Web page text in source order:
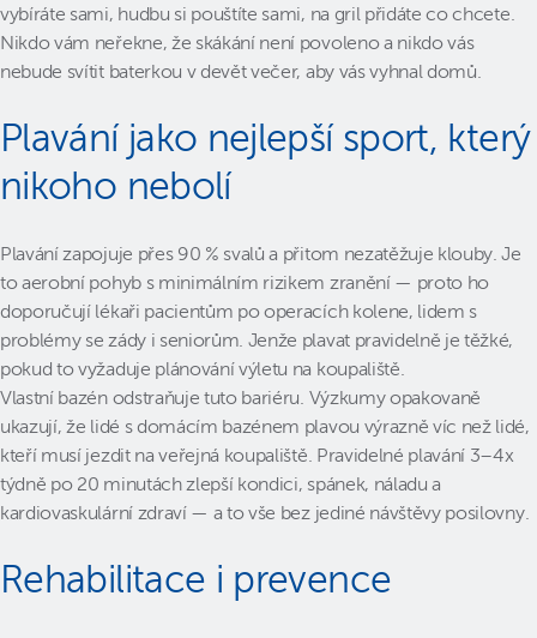
vybíráte sami, hudbu si pouštíte sami, na gril přidáte co chcete.
Nikdo vám neřekne, že skákání není povoleno a nikdo vás
nebude svítit baterkou v devět večer, aby vás vyhnal domů.
Plavání jako nejlepší sport, který
nikoho nebolí
Plavání zapojuje přes 90 % svalů a přitom nezatěžuje klouby. Je
to aerobní pohyb s minimálním rizikem zranění — proto ho
doporučují lékaři pacientům po operacích kolene, lidem s
problémy se zády i seniorům. Jenže plavat pravidelně je těžké,
pokud to vyžaduje plánování výletu na koupaliště.
Vlastní bazén odstraňuje tuto bariéru. Výzkumy opakovaně
ukazují, že lidé s domácím bazénem plavou výrazně víc než lidé,
kteří musí jezdit na veřejná koupaliště. Pravidelné plavání 3–4x
týdně po 20 minutách zlepší kondici, spánek, náladu a
kardiovaskulární zdraví — a to vše bez jediné návštěvy posilovny.
Rehabilitace i prevence